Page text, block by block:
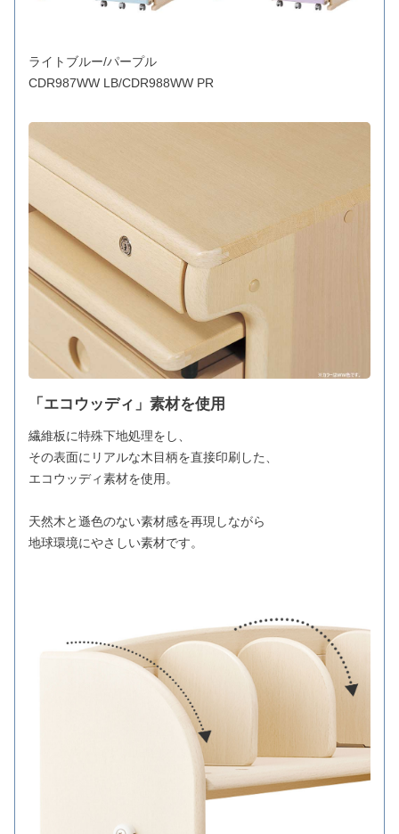
ライトブルー/パープル
CDR987WW LB/CDR988WW PR
「エコウッディ」素材を使用
繊維板に特殊下地処理をし、
その表面にリアルな木目柄を直接印刷した、
エコウッディ素材を使用。
天然木と遜色のない素材感を再現しながら
地球環境にやさしい素材です。